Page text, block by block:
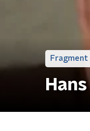
Fragment